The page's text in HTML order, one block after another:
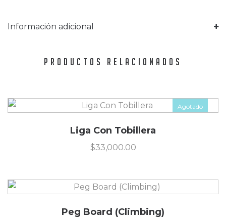
Información adicional
PRODUCTOS RELACIONADOS
Agotado
Liga Con Tobillera
$33,000.00
Peg Board (Climbing)